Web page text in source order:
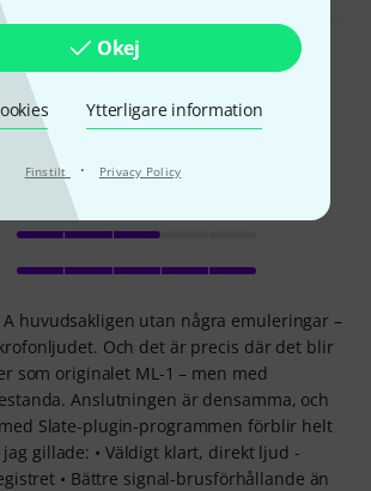
Okej
Ytterligare information
Finstilt · Privacy Policy
jämfört med Ml1 men inte ljudmässigt
Tonstudio Weiden 14.05.2025
huvudsakligen utan några emuleringar –
Och det är precis där det blir
som originalet ML-1 – men med
Anslutningen är densamma, och
Slate-plugin-programmen förblir helt
gillade: • Väldigt klart, direkt ljud -
• Bättre signal-brusförhållande än